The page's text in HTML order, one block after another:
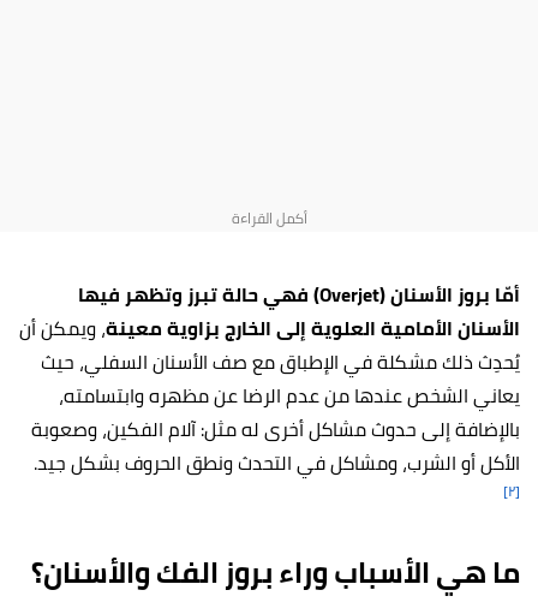
أمّا بروز الأسنان (Overjet) فهي حالة تبرز وتظهر فيها
الأسنان الأمامية العلوية إلى الخارج بزاوية معينة، ويمكن أن
يُحدِث ذلك مشكلة في الإطباق مع صف الأسنان السفلي، حيث
يعاني الشخص عندها من عدم الرضا عن مظهره وابتسامته،
بالإضافة إلى حدوث مشاكل أخرى له مثل: آلام الفكين، وصعوبة
الأكل أو الشرب، ومشاكل في التحدث ونطق الحروف بشكل جيد.
[٢]
ما هي الأسباب وراء بروز الفك والأسنان؟